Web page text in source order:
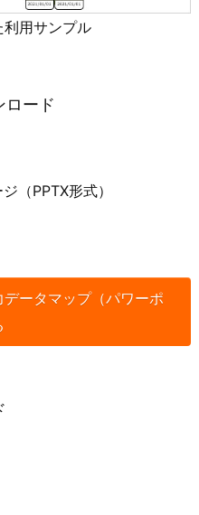
用サンプル
ロード
（PPTX形式）
ータマップ（パワーポ